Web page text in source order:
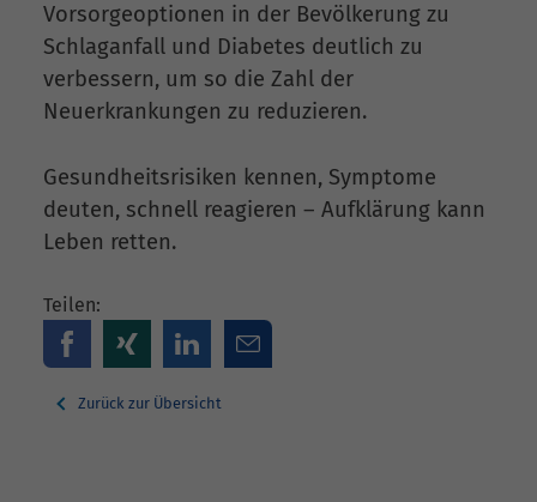
Vorsorgeoptionen in der Bevölkerung zu
Schlaganfall und Diabetes deutlich zu
verbessern, um so die Zahl der
Neuerkrankungen zu reduzieren.
Gesundheitsrisiken kennen, Symptome
deuten, schnell reagieren – Aufklärung kann
Leben retten.
Teilen:
Zurück zur Übersicht